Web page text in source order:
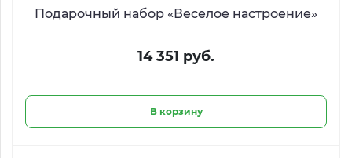
Подарочный набор «Веселое настроение»
14 351 руб.
В корзину